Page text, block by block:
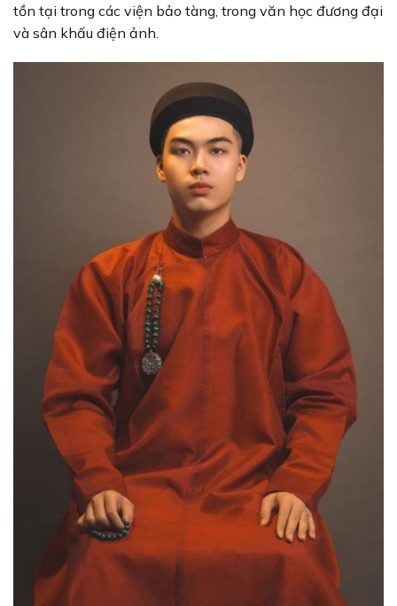
tồn tại trong các viện bảo tàng, trong văn học đương đại
và sân khấu điện ảnh.